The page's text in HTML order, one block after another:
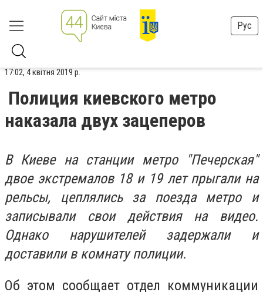
Рус
17:02, 4 квітня 2019 р.
Полиция киевского метро
наказала двух зацеперов
В Киеве на станции метро ″Печерская″
двое экстремалов 18 и 19 лет прыгали на
рельсы, цеплялись за поезда метро и
записывали свои действия на видео.
Однако нарушителей задержали и
доставили в комнату полиции.
Об этом сообщает отдел коммуникации